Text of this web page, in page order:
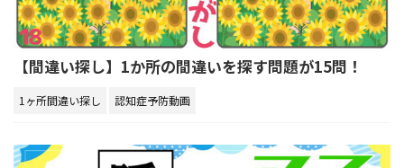
【間違い探し】1か所の間違いを探す問題が15問！
1ヶ所間違い探し 認知症予防動画